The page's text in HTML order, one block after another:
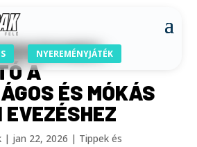
NYEREMÉNYJÁTÉK
A
ÉS MÓKÁS
| jan 22, 2026 | Tippek és